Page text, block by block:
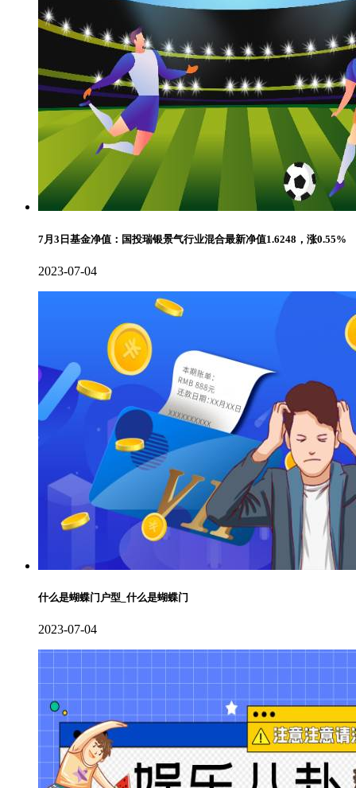
7月3日基金净值：国投瑞银景气行业混合最新净值1.6248，涨0.55%
2023-07-04
什么是蝴蝶门户型_什么是蝴蝶门
2023-07-04